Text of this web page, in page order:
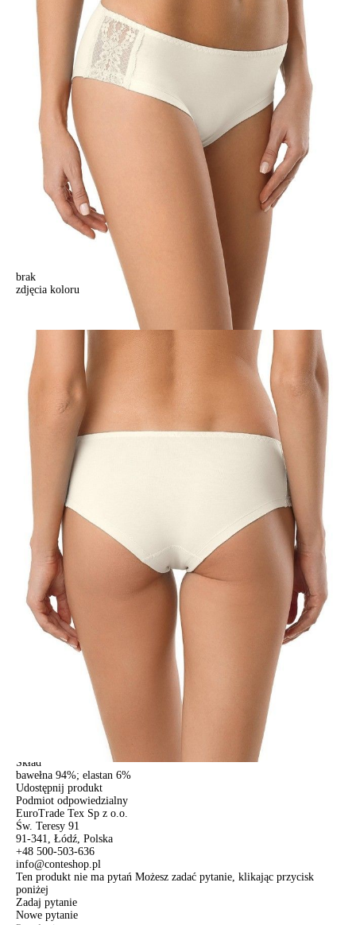
brak
zdjęcia koloru
Majtki "bokserki" LEILA 16С-153ТСП (w pudełku),r.98/L, mleczny
Majtki "bokserki" LEILA 16С-153ТСП (w pudełku),r.98/L, mleczny
40,90 zł
Kolory:
BRAK
ZDJĘCIA
Rozmiary:
Tabela rozmiarów
98/M
Ilość:
+
DODAJ DO KOSZYKA
Jak złożyć zamówienie
POWIADOM MNIE O DOSTĘPNOŚCI
ПОЛУЧИТЬ ПО EMAIL
Dostawa
Kurier,darmowa od 99 zł
czas dostawy: 1-2 dni robocze
Paczkomaty InPost 24/7,
darmowa od 50 zł
czas dostawy: 1-2 dni robocze
Odbiór osobisty
w sklepie Conte (Łodz)
pn.- czw. 8:00 - 16:00, pt. 8:00 - 14:00
Bokserki damskie CONTE ELEGANT LEILA LSH 574, р.98/L,
1007040380120813
Skład
bawełna 94%; elastan 6%
Udostępnij produkt
Podmiot odpowiedzialny
EuroTrade Tex Sp z o.o.
Św. Teresy 91
91-341, Łódź, Polska
+48 500-503-636
info@conteshop.pl
Ten produkt nie ma pytań Możesz zadać pytanie, klikając przycisk
poniżej
Zadaj pytanie
Nowe pytanie